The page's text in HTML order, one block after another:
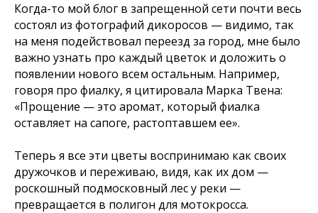
Когда-то мой блог в запрещенной сети почти весь
состоял из фотографий дикоросов — видимо, так
на меня подействовал переезд за город, мне было
важно узнать про каждый цветок и доложить о
появлении нового всем остальным. Например,
говоря про фиалку, я цитировала Марка Твена:
«Прощение — это аромат, который фиалка
оставляет на сапоге, растоптавшем ее».
Теперь я все эти цветы воспринимаю как своих
дружочков и переживаю, видя, как их дом —
роскошный подмосковный лес у реки —
превращается в полигон для мотокросса.